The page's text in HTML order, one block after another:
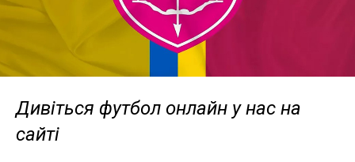
Дивіться футбол онлайн у нас на
сайті